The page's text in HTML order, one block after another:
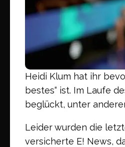
Heidi Klum hat ihr
bestes“ ist. Im Laufe
beglückt, unter
Leider wurden die
versicherte E! News,